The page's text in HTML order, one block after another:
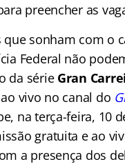
preencher as
que sonham com o
Federal não
da série Gran
vivo no canal do
na terça-feira, 10
gratuita e ao
a presença dos